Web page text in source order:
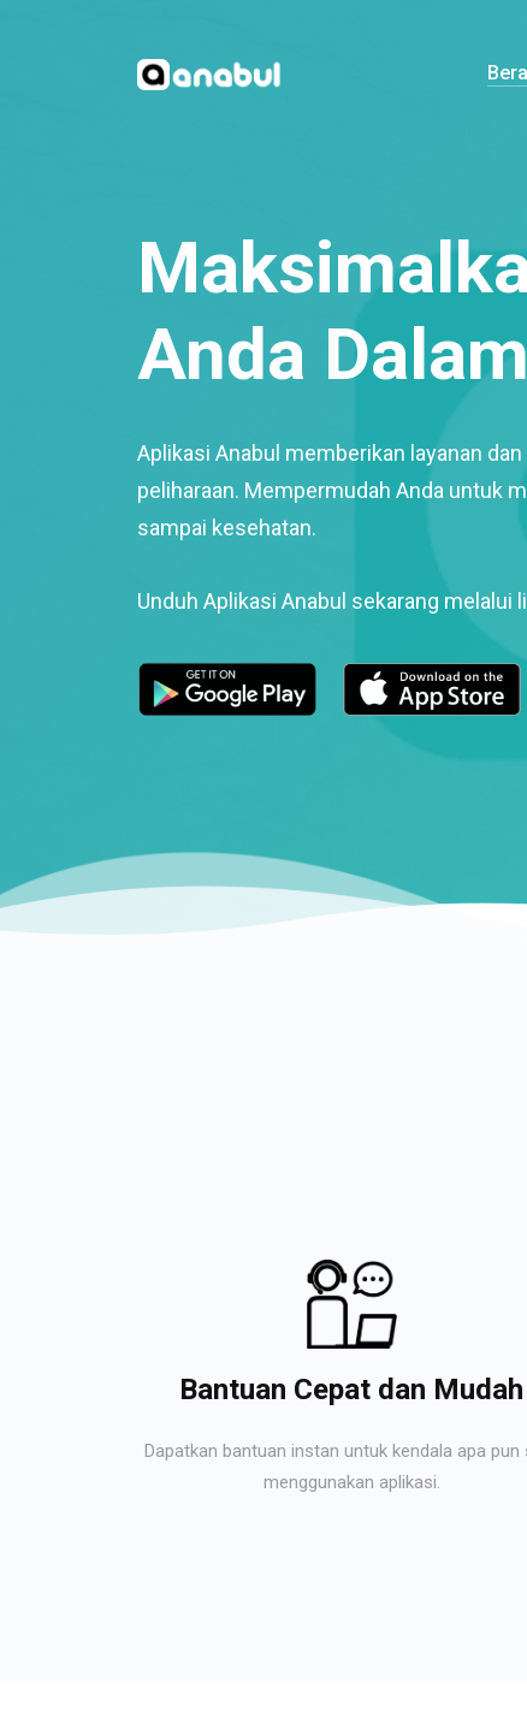
Anda
Aplikasi Anabul memberikan layanan
peliharaan. Mempermudah Anda untuk
sampai kesehatan.
Unduh Aplikasi Anabul sekarang melalui
Bantuan Cepat dan Mudah
Dapatkan bantuan instan untuk kendala apa pun
menggunakan aplikasi.